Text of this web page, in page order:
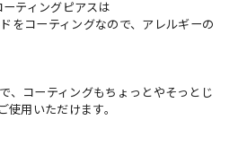
ティングピアスは
をコーティングなので、アレルギーの
、コーティングもちょっとやそっとじ
使用いただけます。